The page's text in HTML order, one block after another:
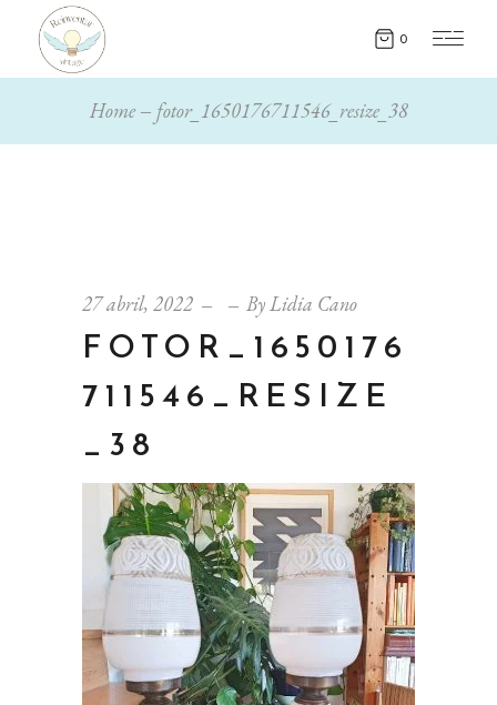
0
Home fotor_1650176711546_resize_38
27 abril, 2022 ByLidia Cano
FOTOR_1650176
711546_RESIZE
_38